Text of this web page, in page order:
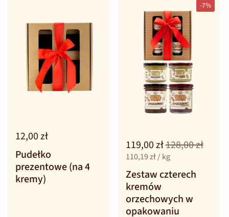
12,00 zł
Pudełko
prezentowe (na 4
kremy)
119,00 zł128,00 zł
110,19 zł / kg
Zestaw czterech
kremów
orzechowych w
opakowaniu
-7%